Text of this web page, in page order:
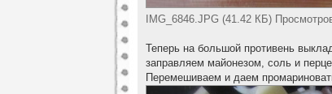
IMG_6846.JPG (41.42 КБ)
Теперь на большой противень
заправляем майонезом, соль и
Перемешиваем и даем